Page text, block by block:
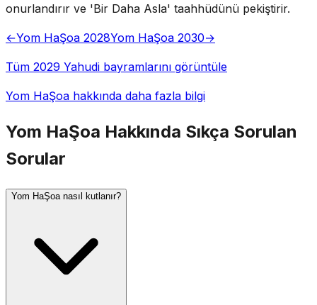
onurlandırır ve 'Bir Daha Asla' taahhüdünü pekiştirir.
←Yom HaŞoa 2028Yom HaŞoa 2030→
Tüm 2029 Yahudi bayramlarını görüntüle
Yom HaŞoa hakkında daha fazla bilgi
Yom HaŞoa Hakkında Sıkça Sorulan
Sorular
Yom HaŞoa nasıl kutlanır?